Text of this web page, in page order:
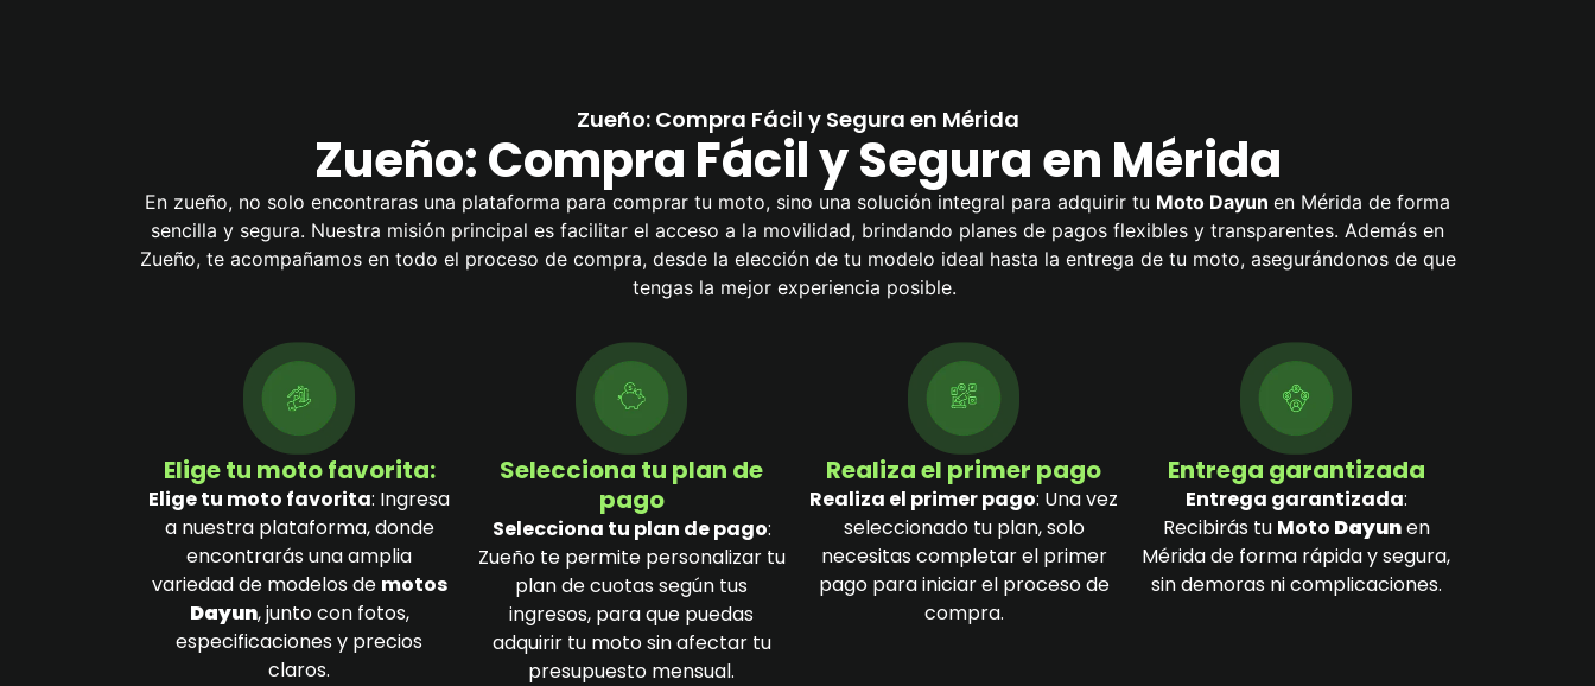
Zueño: Compra Fácil y Segura en Mérida
Zueño: Compra Fácil y Segura en Mérida
En zueño, no solo encontraras una plataforma para comprar tu moto, sino una solución integral para adquirir tu Moto Dayun en Mérida de forma
sencilla y segura. Nuestra misión principal es facilitar el acceso a la movilidad, brindando planes de pagos flexibles y transparentes. Además en
Zueño, te acompañamos en todo el proceso de compra, desde la elección de tu modelo ideal hasta la entrega de tu moto, asegurándonos de que
tengas la mejor experiencia posible.
Elige tu moto favorita:
Elige tu moto favorita: Ingresa
a nuestra plataforma, donde
encontrarás una amplia
variedad de modelos de motos
Dayun, junto con fotos,
especificaciones y precios
claros.
Selecciona tu plan de
pago
Selecciona tu plan de pago:
Zueño te permite personalizar tu
plan de cuotas según tus
ingresos, para que puedas
adquirir tu moto sin afectar tu
presupuesto mensual.
Realiza el primer pago
Realiza el primer pago: Una vez
seleccionado tu plan, solo
necesitas completar el primer
pago para iniciar el proceso de
compra.
Entrega garantizada
Entrega garantizada:
Recibirás tu Moto Dayunen
Mérida de forma rápida y segura,
sin demoras ni complicaciones.